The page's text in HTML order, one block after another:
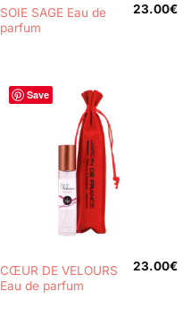
SOIE SAGE Eau de
parfum
23.00€
Save
CŒUR DE VELOURS
Eau de parfum
23.00€